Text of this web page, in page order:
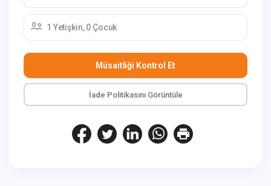
1 Yetişkin, 0 Çocuk
Müsaitliği Kontrol Et
İade Politikasını Görüntüle